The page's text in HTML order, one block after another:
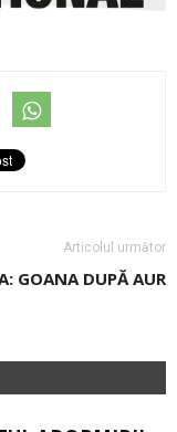
Articolul următor
GOANA DUPĂ AUR